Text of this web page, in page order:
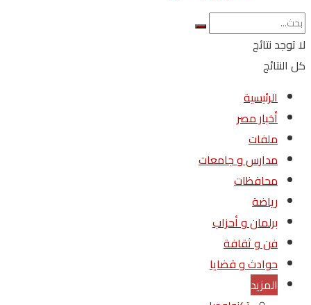
لا توجد نتائج
كل النتائج
الرئيسية
أخبار مصر
ملفات
مدارس و جامعات
محافظات
رياضة
برلمان و أحزاب
فن و ثقافة
حوادث و قضايا
المزيد